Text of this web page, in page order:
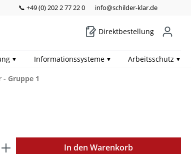
📞 +49 (0) 202 2 77 22 0 info@schilder-klar.de
Direktbestellung
Informations­systeme Arbeits­schutz
- Gruppe 1
In den Warenkorb